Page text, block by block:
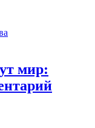
мир: